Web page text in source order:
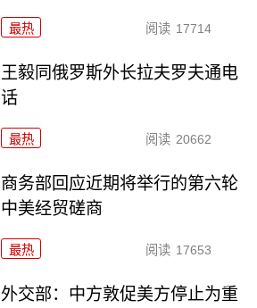
最热 阅读 17714
王毅同俄罗斯外长拉夫罗夫通电
话
最热 阅读 20662
商务部回应近期将举行的第六轮
中美经贸磋商
最热 阅读 17653
外交部：中方敦促美方停止为重